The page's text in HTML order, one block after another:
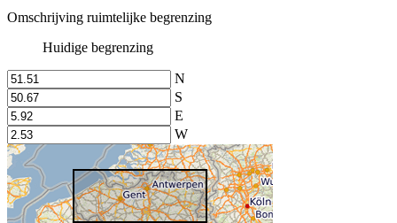
Omschrijving ruimtelijke begrenzing
Huidige begrenzing
N
S
E
W